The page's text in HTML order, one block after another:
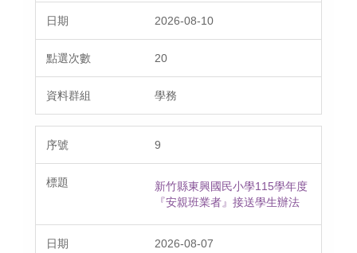
2026-08-10
20
學務
9
新竹縣東興國民小學115學年度
『安親班業者』接送學生辦法
2026-08-07